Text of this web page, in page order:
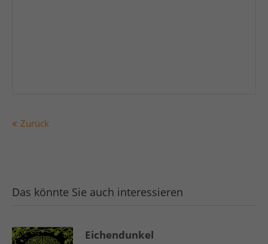
Zurück
Das könnte Sie auch interessieren
Eichendunkel